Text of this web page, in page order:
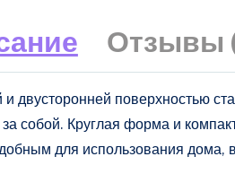
Отзывы
и двусторонней поверхностью
собой. Круглая форма и
для использования дома,